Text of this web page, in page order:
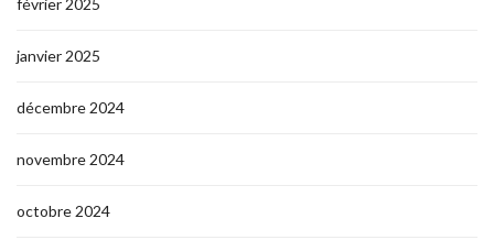
janvier 2025
décembre 2024
novembre 2024
octobre 2024